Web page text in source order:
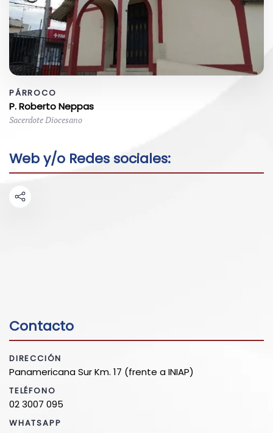
PÁRROCO
P. Roberto Neppas
Sacerdote Diocesano
Web y/o Redes sociales:
Contacto
DIRECCIÓN
Panamericana Sur Km. 17 (frente a INIAP)
TELÉFONO
02 3007 095
WHATSAPP